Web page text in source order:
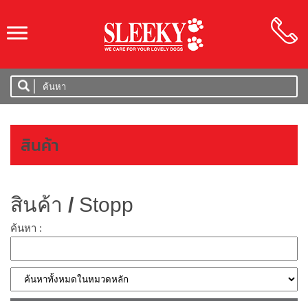
SLEEKY
สินค้า
สินค้า / Stopp
ค้นหา :